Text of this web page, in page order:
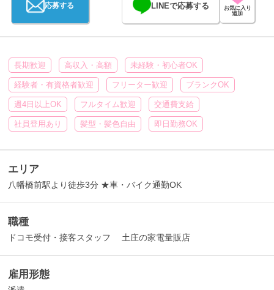
応募する LINEで応募する
お気に入り
追加
長期歓迎 高収入・高額 未経験・初心者OK
経験者・有資格者歓迎 フリーター歓迎 ブランクOK
週4日以上OK フルタイム歓迎 交通費支給
社員登用あり 髪型・髪色自由 即日勤務OK
エリア
八幡橋前駅より徒歩3分 ★車・バイク通勤OK
職種
ドコモ受付・接客スタッフ 土庄の家電量販店
雇用形態